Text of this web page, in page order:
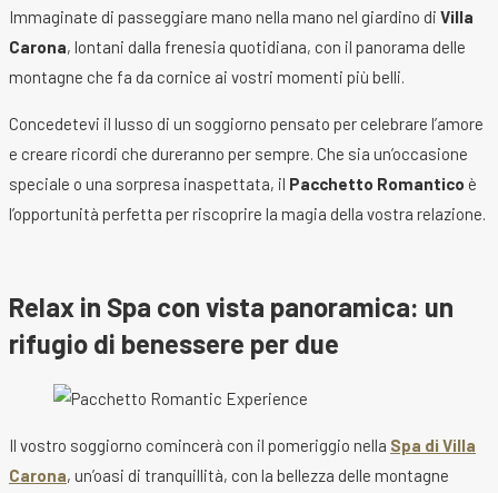
Immaginate di passeggiare mano nella mano nel giardino di Villa
Carona, lontani dalla frenesia quotidiana, con il panorama delle
montagne che fa da cornice ai vostri momenti più belli.
Concedetevi il lusso di un soggiorno pensato per celebrare l’amore
e creare ricordi che dureranno per sempre. Che sia un’occasione
speciale o una sorpresa inaspettata, il Pacchetto Romantico è
l’opportunità perfetta per riscoprire la magia della vostra relazione.
Relax in Spa con vista panoramica: un
rifugio di benessere per due
Il vostro soggiorno comincerà con il pomeriggio nella Spa di Villa
Carona, un’oasi di tranquillità, con la bellezza delle montagne